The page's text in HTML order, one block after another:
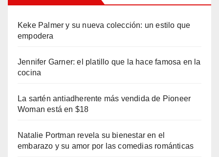
Keke Palmer y su nueva colección: un estilo que
empodera
Jennifer Garner: el platillo que la hace famosa en la
cocina
La sartén antiadherente más vendida de Pioneer
Woman está en $18
Natalie Portman revela su bienestar en el
embarazo y su amor por las comedias románticas